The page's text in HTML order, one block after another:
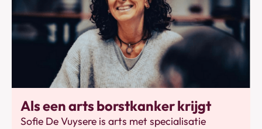
Als een arts borstkanker krijgt
Sofie De Vuysere is arts met specialisatie